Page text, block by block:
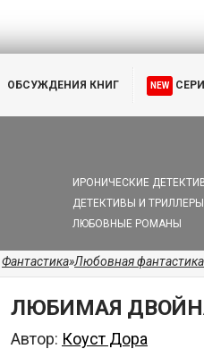
ОБСУЖДЕНИЯ КНИГ NEW
ИРОНИЧЕСКИЕ
ДЕТЕКТИВЫ И ТРИЛЛЕРЫ
ЛЮБОВНЫЕ РОМАНЫ
Фантастика»Любовная фантастика
ЛЮБИМАЯ
Автор: Коуст Дора